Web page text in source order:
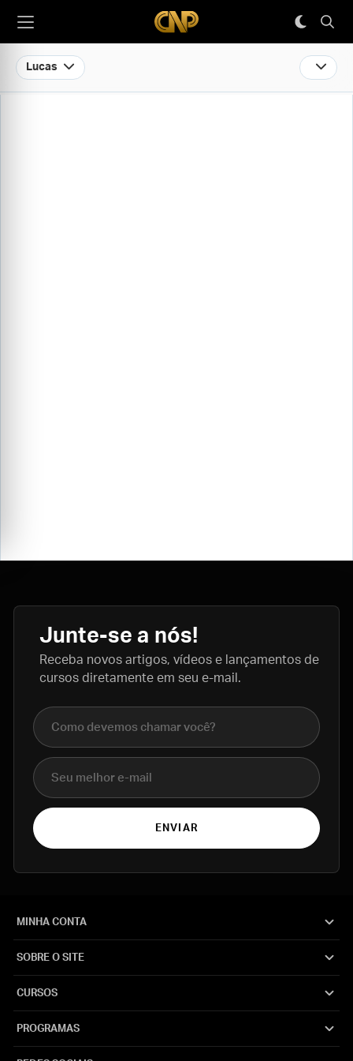
Lucas
Junte-se a nós!
Receba novos artigos, vídeos e lançamentos de
cursos diretamente em seu e-mail.
Nome completo
E-mail
ENVIAR
MINHA CONTA
SOBRE O SITE
CURSOS
PROGRAMAS